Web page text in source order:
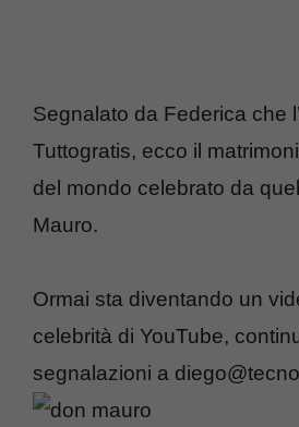
Segnalato da Federica che
Tuttogratis, ecco il
del mondo celebrato da
Mauro.
Ormai sta diventando un
celebrità di YouTube,
segnalazioni a